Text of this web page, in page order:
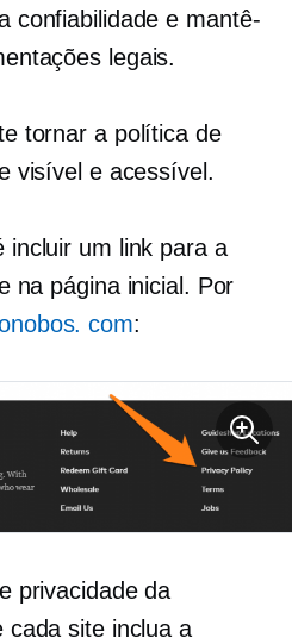
confiabilidade e mantê-
legais.
tornar a política de
visível e acessível.
incluir um link para a
na página inicial. Por
com:
privacidade da
cada site inclua a